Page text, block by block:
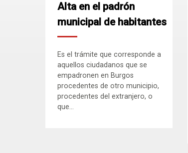
Alta en el padrón
municipal de habitantes
Es el trámite que corresponde a
aquellos ciudadanos que se
empadronen en Burgos
procedentes de otro municipio,
procedentes del extranjero, o
que...